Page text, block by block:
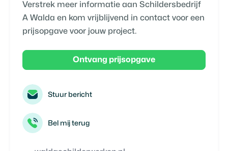
Verstrek meer informatie aan Schildersbedrijf
A Walda en kom vrijblijvend in contact voor een
prijsopgave voor jouw project.
Ontvang prijsopgave
Stuur bericht
Bel mij terug